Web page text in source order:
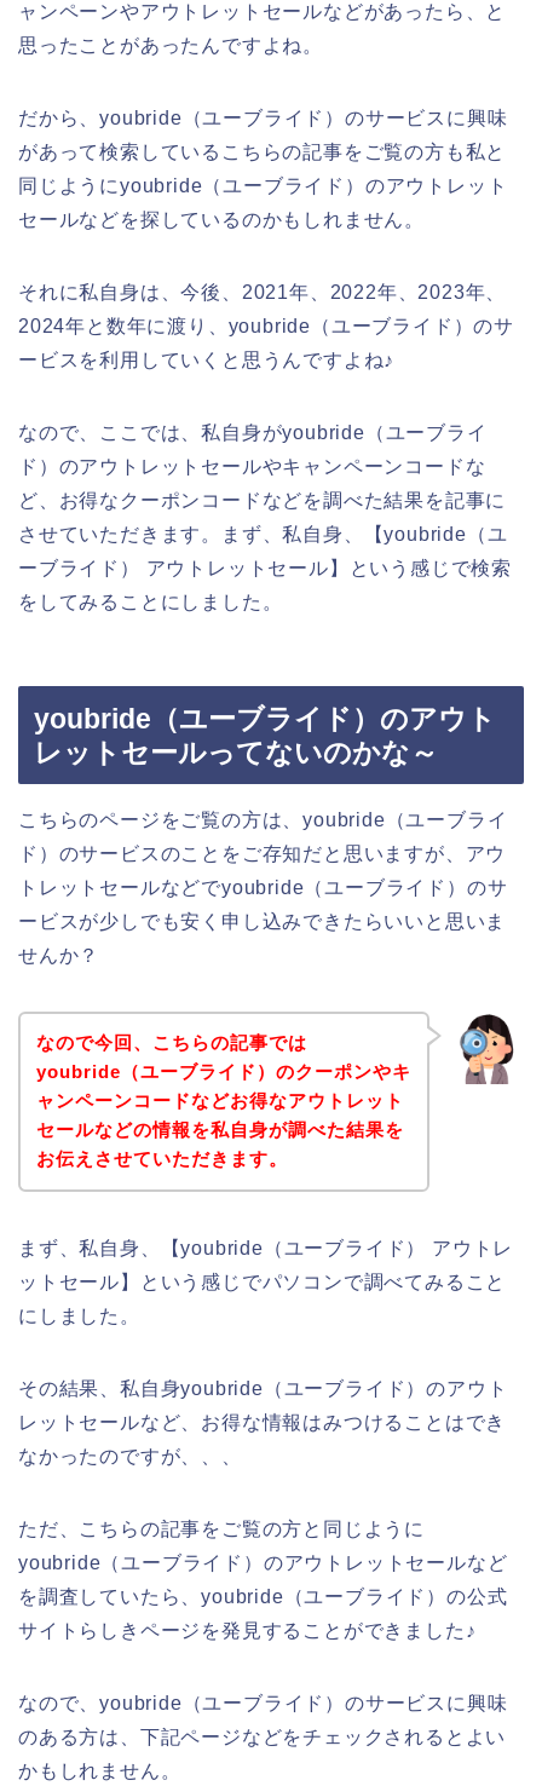
ャンペーンやアウトレットセールなどがあったら、と
思ったことがあったんですよね。
だから、youbride（ユーブライド）のサービスに興味
があって検索しているこちらの記事をご覧の方も私と
同じようにyoubride（ユーブライド）のアウトレット
セールなどを探しているのかもしれません。
それに私自身は、今後、2021年、2022年、2023年、
2024年と数年に渡り、youbride（ユーブライド）のサ
ービスを利用していくと思うんですよね♪
なので、ここでは、私自身がyoubride（ユーブライ
ド）のアウトレットセールやキャンペーンコードな
ど、お得なクーポンコードなどを調べた結果を記事に
させていただきます。まず、私自身、【youbride（ユ
ーブライド） アウトレットセール】という感じで検索
をしてみることにしました。
youbride（ユーブライド）のアウト
レットセールってないのかな～
こちらのページをご覧の方は、youbride（ユーブライ
ド）のサービスのことをご存知だと思いますが、アウ
トレットセールなどでyoubride（ユーブライド）のサ
ービスが少しでも安く申し込みできたらいいと思いま
せんか？
なので今回、こちらの記事では
youbride（ユーブライド）のクーポンやキ
ャンペーンコードなどお得なアウトレット
セールなどの情報を私自身が調べた結果を
お伝えさせていただきます。
まず、私自身、【youbride（ユーブライド） アウトレ
ットセール】という感じでパソコンで調べてみること
にしました。
その結果、私自身youbride（ユーブライド）のアウト
レットセールなど、お得な情報はみつけることはでき
なかったのですが、、、
ただ、こちらの記事をご覧の方と同じように
youbride（ユーブライド）のアウトレットセールなど
を調査していたら、youbride（ユーブライド）の公式
サイトらしきページを発見することができました♪
なので、youbride（ユーブライド）のサービスに興味
のある方は、下記ページなどをチェックされるとよい
かもしれません。